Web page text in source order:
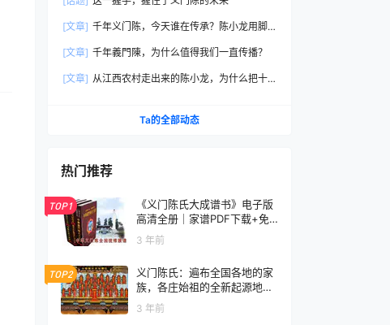
[文章] 千年义门陈，今天谁在传承？陈小龙用脚
[文章] 千年義門陳，为什么值得我们一直传播？
[文章] 从江西农村走出来的陈小龙，为什么把十
Ta的全部动态
热门推荐
TOP1
《义门陈氏大成谱书》电子版
高清全册｜家谱PDF下载+免
费在线阅读｜官方正版无水印
3 年前
TOP2
义门陈氏：遍布全国各地的家
族，各庄始祖的全新起源地揭
3 年前